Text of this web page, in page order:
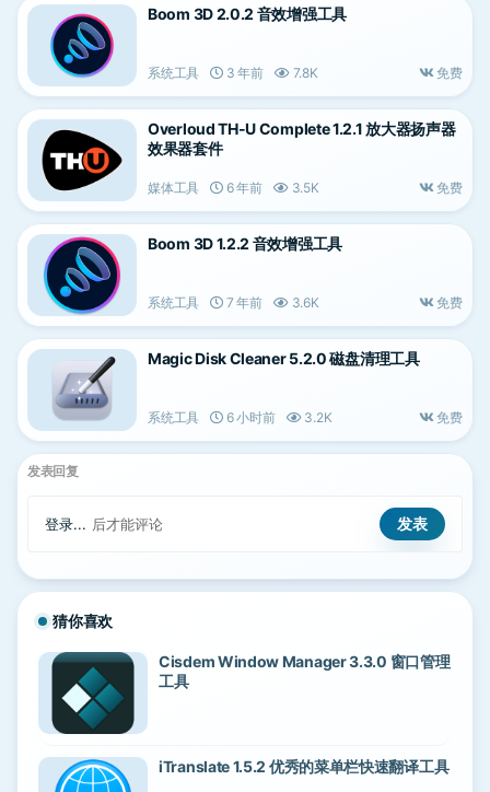
Boom 3D 2.0.2 音效增强工具
系统工具 3 年前 7.8K 免费
Overloud TH-U Complete 1.2.1 放大器扬声器
效果器套件
媒体工具 6 年前 3.5K 免费
Boom 3D 1.2.2 音效增强工具
系统工具 7 年前 3.6K 免费
Magic Disk Cleaner 5.2.0 磁盘清理工具
系统工具 6 小时前 3.2K 免费
发表回复
登录... 后才能评论
猜你喜欢
Cisdem Window Manager 3.3.0 窗口管理
工具
iTranslate 1.5.2 优秀的菜单栏快速翻译工具